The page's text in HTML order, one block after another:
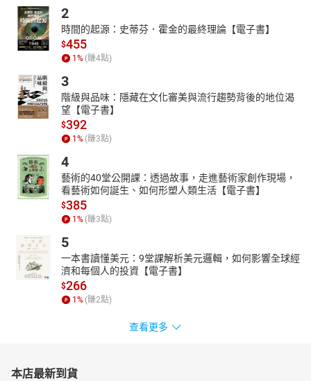
2
時間的起源：史蒂芬．霍金的最終理論【電子書】
$455
1 % (賺4點)
3
階級與品味：隱藏在文化審美與流行趨勢背後的地位渴
望【電子書】
$392
1 % (賺3點)
4
藝術的40堂公開課：透過故事，走進藝術家創作現場，
看藝術如何誕生、如何形塑人類生活【電子書】
$385
1 % (賺3點)
5
一本書讀懂美元：9堂課解析美元邏輯，如何影響全球經
濟和每個人的投資【電子書】
$266
1 % (賺2點)
查看更多
本店最新到貨